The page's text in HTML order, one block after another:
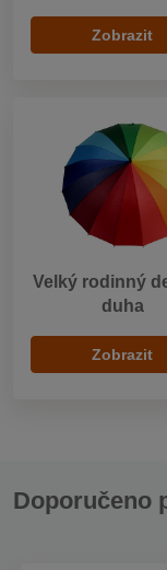
Zobrazit
Velký rodinný
duha
Zobrazit
Doporučeno